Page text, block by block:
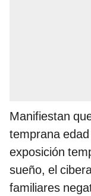
Manifiestan
temprana
exposición
sueño, el
familiares